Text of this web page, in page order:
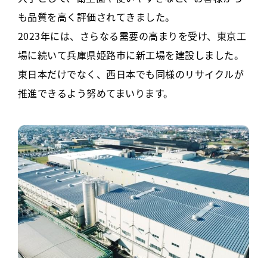
も品質を高く評価されてきました。
2023年には、さらなる需要の高まりを受け、東京工
場に続いて兵庫県姫路市に新工場を建設しました。
東日本だけでなく、西日本でも同様のリサイクルが
推進できるよう努めてまいります。